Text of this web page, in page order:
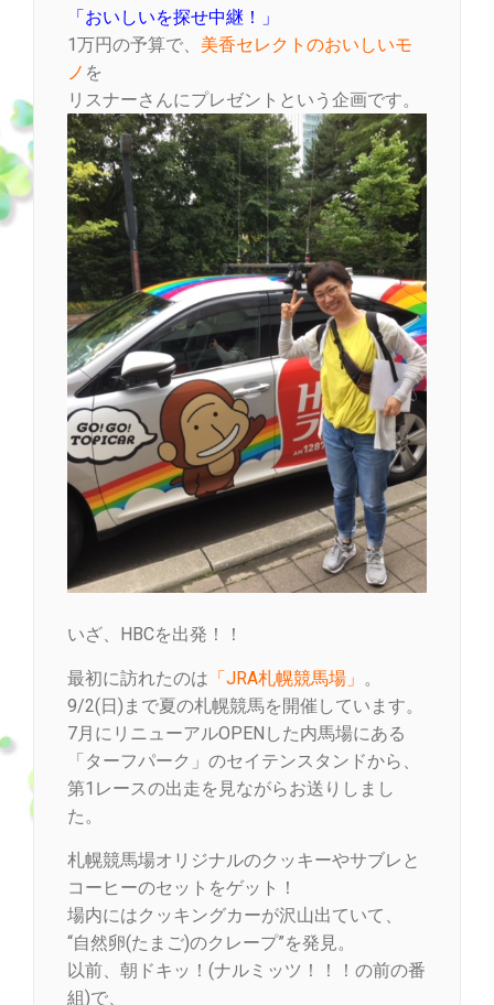
「おいしいを探せ中継！」
1万円の予算で、 美香セレクトのおいしいモ
ノ を
リスナーさんにプレゼントという企画です。
いざ、HBCを出発！！
最初に訪れたのは 「JRA札幌競馬場」 。
9/2(日)まで夏の札幌競馬を開催しています。
7月にリニューアルOPENした内馬場にある
「ターフパーク」のセイテンスタンドから、
第1レースの出走を見ながらお送りしまし
た。
札幌競馬場オリジナルのクッキーやサブレと
コーヒーのセットをゲット！
場内にはクッキングカーが沢山出ていて、
“自然卵(たまご)のクレープ”を発見。
以前、朝ドキッ！(ナルミッツ！！！の前の番
組)で、